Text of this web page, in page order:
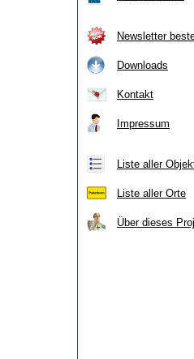
Newsletter
Downloads
Kontakt
Impressum
Liste aller
Liste aller Orte
Über dieses